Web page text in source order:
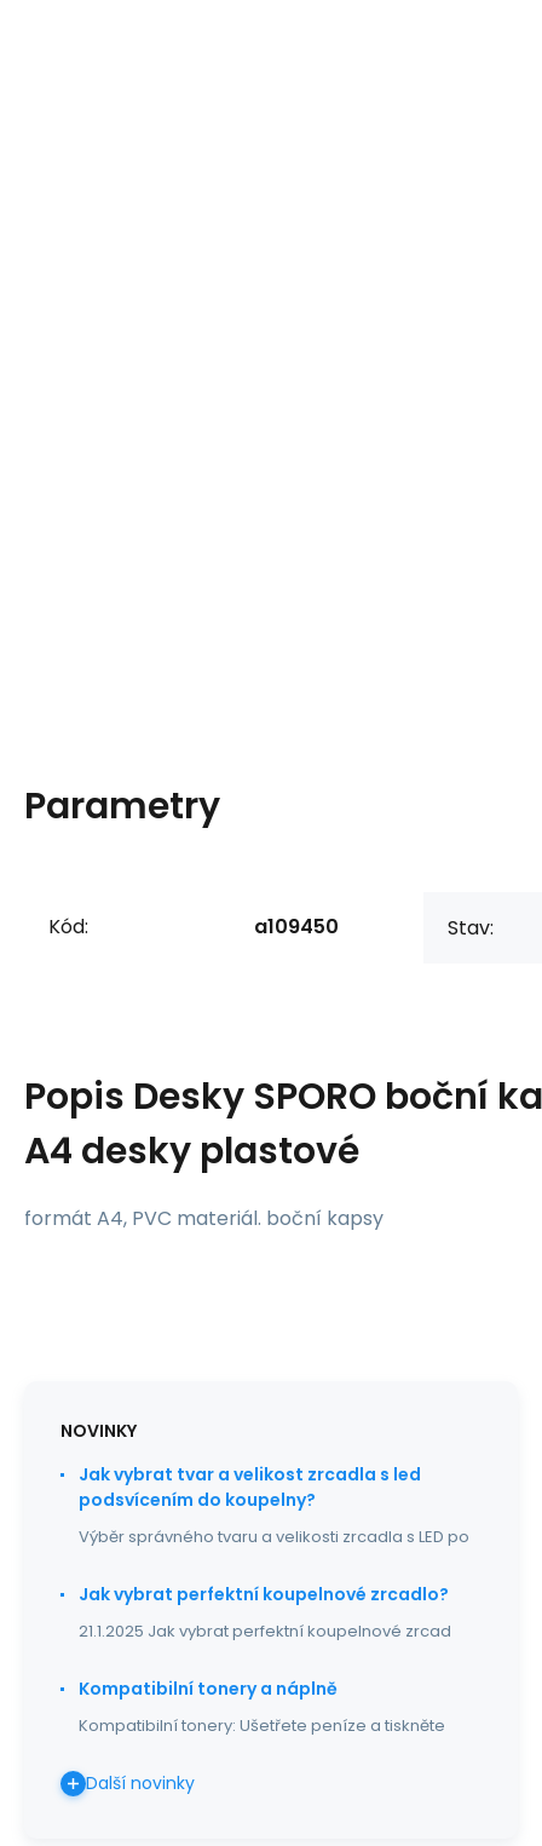
Parametry
Kód: a109450 Stav:
Popis Desky SPORO boční
A4 desky plastové
formát A4, PVC materiál. boční kapsy
NOVINKY
Jak vybrat tvar a velikost zrcadla s led
podsvícením do koupelny?
Výběr správného tvaru a velikosti zrcadla s LED po
Jak vybrat perfektní koupelnové zrcadlo?
21.1.2025 Jak vybrat perfektní koupelnové zrcad
Kompatibilní tonery a náplně
Kompatibilní tonery: Ušetřete peníze a tiskněte
Další novinky